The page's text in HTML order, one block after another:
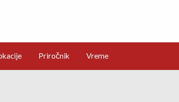
Priročnik Vreme